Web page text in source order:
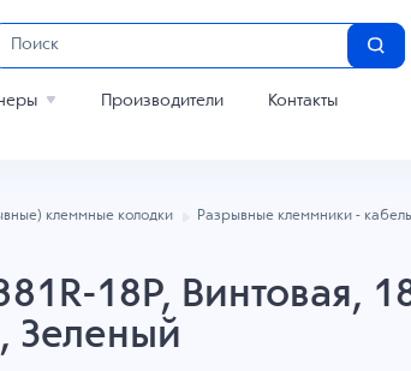
Производители Контакты
клеммные колодки Разрывные клеммники -
18P, Винтовая,
Зеленый